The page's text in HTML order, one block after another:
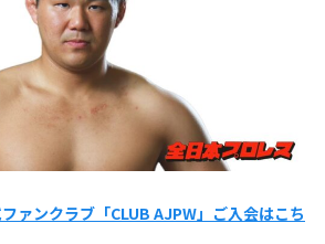
ァンクラブ「CLUB AJPW」ご入会はこち